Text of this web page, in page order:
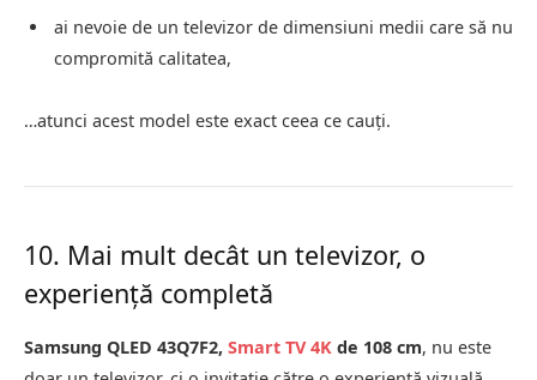
ai nevoie de un televizor de dimensiuni medii care să nu
compromită calitatea,
…atunci acest model este exact ceea ce cauți.
10. Mai mult decât un televizor, o
experiență completă
Samsung QLED 43Q7F2, Smart TV 4K de 108 cm, nu este